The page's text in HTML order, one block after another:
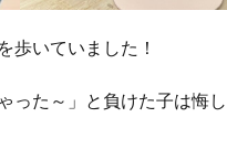
歩いていました！
った～」と負けた子は悔